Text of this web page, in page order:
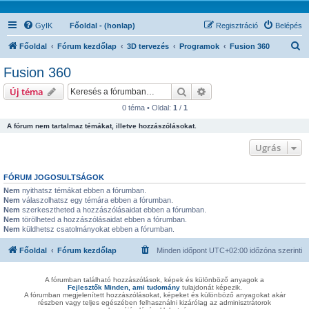
GyIK Főoldal - (honlap) Belépés
Regisztráció
Főoldal Fórum kezdőlap 3D tervezés Programok Fusion 360
Fusion 360
Új téma Keresés
0 téma • Oldal: 1 / 1
A fórum nem tartalmaz témákat, illetve hozzászólásokat.
Ugrás
FÓRUM JOGOSULTSÁGOK
Nem nyithatsz témákat ebben a fórumban.
Nem válaszolhatsz egy témára ebben a fórumban.
Nem szerkesztheted a hozzászólásaidat ebben a fórumban.
Nem törölheted a hozzászólásaidat ebben a fórumban.
Nem küldhetsz csatolmányokat ebben a fórumban.
Főoldal Fórum kezdőlap Minden időpont UTC+02:00 időzóna szerinti
A fórumban található hozzászólások, képek és különböző anyagok a
Fejlesztők Minden, ami tudománytulajdonát képezik.
A fórumban megjelenített hozzászólásokat, képeket és különböző anyagokat akár
részben vagy teljes egészében felhasználni kizárólag az adminisztrátorok